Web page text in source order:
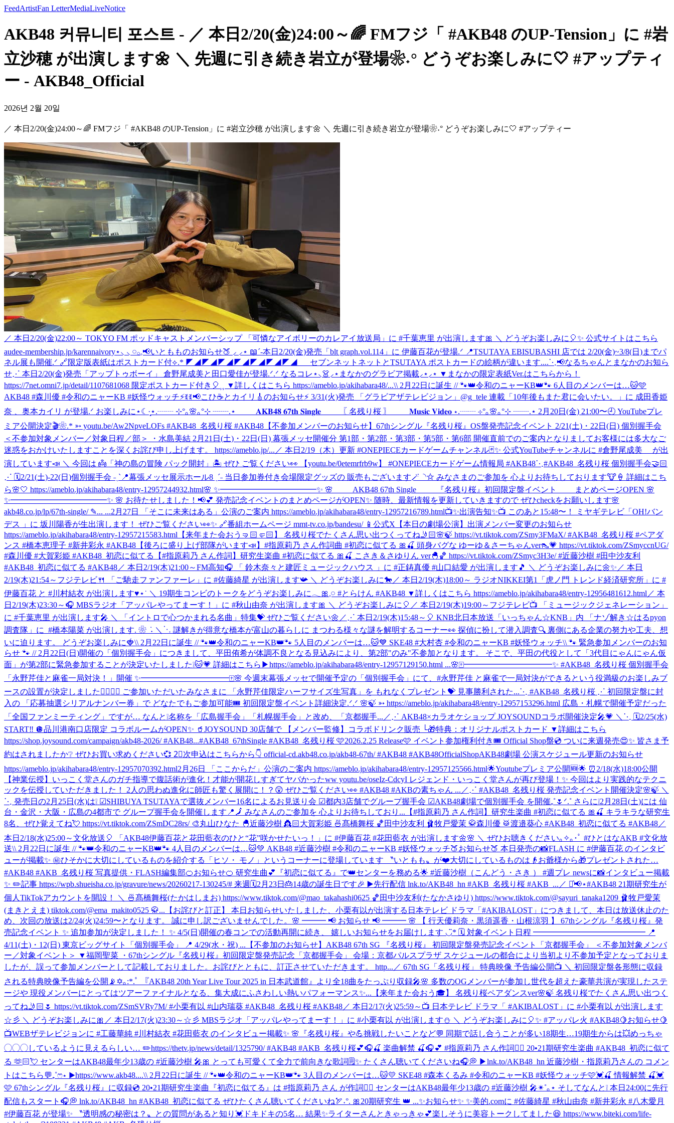
FeedArtistFan LetterMediaLiveNotice
AKB48 커뮤니티 포스트 - ／ 本日2/20(金)24:00～🌈 FMフジ「 #AKB48 のUP-Tension」に #岩
立沙穂 が出演します🌼 ＼ 先週に引き続き岩立が登場❀˖° どうぞお楽しみに🤍 #アップティ
ー - AKB48_Official
2026년 2월 20일
／ 本日2/20(金)24:00～🌈 FMフジ「 #AKB48 のUP-Tension」に #岩立沙穂 が出演します🌼 ＼ 先週に引き続き岩立が登場❀˖° どうぞお楽しみに🤍 #アップティー
／ 本日2/20(金)22:00～ TOKYO FM ポッドキャストメンバーシップ 「可憐なアイボリーのカレアイ放送局」に #千葉恵里 が出演します🎀 ＼ どうぞお楽しみに🎈✨ 公式サイトはこちら
audee-membership.jp/karennaivory⋆⸜ ⸜ 𓏸𓂂𓈒📢いともものお知らせ🍑 ⸝‍ ⸝‍⋆ 📖´-本日2/20(金)発売「blt graph.vol.114」に 伊藤百花が登場.ᐟ 📍TSUTAYA EBISUBASHI 店では 2/20(金)~3/8(日)までパ
ネル展も開催.ᐟ 🔗限定版表紙はポストカード付⟡.* ◤◢◤◢◤◢◤◢◤◢◤◢◤◢ セブンネットネットとTSUTAYA ポストカードの絵柄が違います....⋱📢なるちゃんとまなかのお知ら
せ⋰ 本日2/20(金)発売「アップトゥボーイ」 倉野尾成美と田口愛佳が登場.ᐟ.ᐟ なるコレ⋆⸜👗⸝‍⋆まなかのグラビア掲載⸝⋆⸝⋆ ▼まなかの限定表紙Ver.はこちらから！
https://7net.omni7.jp/detail/1107681068 限定ポストカード付き🎈⸒⸒ ▼詳しくはこちら https://ameblo.jp/akihabara48/...\\ 2月22日に誕生 // 🐾👑令和のニャーKB👑🐾 6人目のメンバーは…🐱🩵
AKB48 #森川優 #令和のニャーKB #妖怪ウォッチ⚡ꉂꉂ📢こひ☕️とカイリ🎸のお知らせ⚡ 3/31(火)発売 「グラビアザテレビジョン」@g_tele 連載「10年後もまた君に会いたい。」に 成田香姫
奈 、奥本カイリ が登場.ᐟ お楽しみに⋆☾·̩͙⋆.┈┈ ⊹°｡🌸｡°⊹ ┈┈.⋆ 𝐀𝐊𝐁𝟒𝟖 𝟔𝟕𝐭𝐡 𝐒𝐢𝐧𝐠𝐥𝐞 〖 名残り桜 〗 𝐌𝐮𝐬𝐢𝐜 𝐕𝐢𝐝𝐞𝐨 ⋆.┈┈ ⊹°｡🌸｡°⊹ ┈┈.⋆ 2月20日(金) 21:00〜🕘 YouTubeプレ
ミア公開決定🎬❀.* ➳ youtu.be/Aw2NpveLOFs #AKB48_名残り桜 #AKB48 【不参加メンバーのお知らせ】67thシングル『名残り桜』OS盤発売記念イベント 2/21(土)・22日(日) 個別握手会
＜不参加対象メンバー／対象日程／部＞ ・水島美結 2月21日(土)・22日(日) 幕張メッセ開催分 第1部・第2部・第3部・第5部・第6部 開催直前でのご案内となりましてお客様には多大なご
迷惑をおかけいたしますことを深くお詫び申し上げます。 https://ameblo.jp/... ／ 本日2/19（木）更新 #ONEPIECEカードゲームチャンネル🃏✨ 公式YouTubeチャンネルに #倉野尾成美 が出
演しています📣 ＼ 今回は 👼「神の島の冒険 パック開封」🏝️ ぜひ ご覧ください👀 【youtu.be/0etemrfrb9w】 #ONEPIECEカードゲーム情報局 #AKB48⋱#AKB48_名残り桜 個別握手会🤝🏻
⋰ 🗓️2/21(土)-22(日)個別握手会 ˗ˏˋ📍幕張メッセ展示ホール8 ˎˊ˗ 当日参加券付き会場限定グッズの 販売もございます🪄◝✩ みなさまのご参加を 心よりお待ちしております🐮🍦 詳細はこち
ら🌸🤍 https://ameblo.jp/akihabara48/entry-12957244932.html🌸 ✨━━━━━━━━━━━━✨ 🌸 AKB48 67th Single 『名残り桜』初回限定盤イベント まとめページOPEN 🌸
✨━━━━━━━━━━━━✨ 🌸 お待たせしました！📢💕 発売記念イベントのまとめページがOPEN✨ 随時、最新情報を更新していきますので ぜひcheckをお願いします🌸
akb48.co.jp/lp/67th-single/ ✎... ...2月27日 「そこに未来はある」公演のご案内 https://ameblo.jp/akihabara48/entry-12957216789.html📺✨出演告知✨📺 このあと15:48〜！ ミヤギテレビ「OH!バン
デス 」に 坂川陽香が生出演します！ ぜひご覧ください👀✨ 🔗番組ホームページ mmt-tv.co.jp/bandesu/ 📱公式X 【本日の劇場公演】出演メンバー変更のお知らせ
https://ameblo.jp/akihabara48/entry-12957215583.html 【来年また会おう🤜🏻🤛🏻】 名残り桜でたくさん思い出つくってね🤳🏻🌸🍃 https://vt.tiktok.com/ZSmy3FMaX/ #AKB48_名残り桜 #ペアダ
ンス #橋本恵理子 #新井彩永 #AKB48 【後ろに盛り上げ部隊がいます📣】#指原莉乃 さん作詞曲 #初恋に似てる 🎀🍒 頭身バグな ゆーゆ＆さーちゃんver👠💗 https://vt.tiktok.com/ZSmyccnUG/
#森川優 #大賀彩姫 #AKB48_初恋に似てる
【#指原莉乃 さん作詞】研究生楽曲 #初恋に似てる 🎀🍒 こさき＆さゆりん ver🐣🏀 https://vt.tiktok.com/ZSmyc3H3e/ #近藤沙樹 #田中沙友利
#AKB48_初恋に似てる #AKB48／ 本日2/19(木)21:00～FM高知🎧 「 鈴⽊奈々と建匠ミュージックハウス 」に #正鋳真優 #山口結愛 が出演します🎵 ＼ どうぞお楽しみに🌼✨ ／ 本日
2/19(木)21:54～フジテレビ🍴 「ご馳走ファンファーレ」に #佐藤綺星 が出演します📯 ＼ どうぞお楽しみに🐎 ／ 本日2/19(木)18:00～ ラジオNIKKEI第1「虎ノ門 トレンド経済研究所」に #
伊藤百花 と #川村結衣 が出演します♥⋆˙ ＼ 19期生コンビのトークをどうぞお楽しみに𓂃🎀𓈒𓏸 #とらけん #AKB48 ▼詳しくはこちら https://ameblo.jp/akihabara48/entry-12956481612.html ／ 本
日2/19(木)23:30～🎧 MBSラジオ「アッパレやってまーす！」に #秋山由奈 が出演します🎀 ＼ どうぞお楽しみに🎈 ／ 本日2/19(木)19:00～フジテレビ📺 「ミュージックジェネレーション」
に #千葉恵里 が出演します🎤 ＼ 「イントロで心つかまれる名曲」特集💝 ぜひご覧ください🌼 ‎／⋰ ‎本日2/19(木)15:48～🎈 ‎KNB北日本放送「いっちゃん☆KNB」内 ‎「ナゾ解き☆はるpyon
調査隊」に ‎ ⁦‪#橋本陽菜‬⁩ が出演します. ❀ ݁ ˖ ‎＼⋱ ‎謎解きが得意な橋本が富山の暮らしに ‎まつわる様々な謎を解明するコーナー👀 ‎探偵に扮して潜入調査🔍 ‎裏側にある企業の努力や工夫、想
いに迫ります。 ‎どうぞお楽しみに🍓\\ 2月22日に誕生 // 🐾👑令和のニャーKB👑🐾 5人目のメンバーは…🐱💙 SKE48 #大村杏 #令和のニャーKB #妖怪ウォッチ\\ 🐾 緊急参加メンバーのお知
らせ 🐾 // 2月22日(日)開催の「個別握手会」につきまして、平田侑希が体調不良となる見込みにより、第2部"のみ"不参加となります。 そこで、平田の代役として「3代目にゃんにゃん仮
面」が第2部に緊急参加することが決定いたしました❕🐱💗 詳細はこちら▶https://ameblo.jp/akihabara48/entry-12957129150.html ...🌸🀄️━━━━━━━━━━━✨ #AKB48_名残り桜 個別握手会
「永野芹佳と麻雀一局対決！」開催 ✨━━━━━━━━━━━🀄️🌸 今週末幕張メッセで開催予定の「個別握手会」にて、#永野芹佳 と麻雀で一局対決ができるという役満級のお楽しみブ
ースの設置が決定しました✊🏻🎯💖 ご参加いただいたみなさまに 「永野芹佳限定ハーフサイズ生写真」を もれなくプレゼント💝 見事勝利された...⋱ #AKB48_名残り桜 ⋰ 初回限定盤に封
入の 「応募抽選シリアルナンバー券」で どなたでもご参加可能🎟️ 初回限定盤イベント詳細決定.ᐟ.ᐟ 🌸🍃 ➳ https://ameblo.jp/akihabara48/entry-12957153296.html 広島・札幌で開催予定だった
「全国ファンミーティング」ですが… なんと❕名称を「広島握手会」「札幌握手会」と改め、「京都握手... ／⋰ AKB48×カラオケショップ JOYSOUNDコラボ開催決定🎤💗 ＼⋱ 🗓️2/25(水)
START‼️ 🪩品川港南口店限定 コラボルームがOPEN✨ 🥤JOYSOUND 30店舗で 【メンバー監修】コラボドリンク販売 └🎁特典：オリジナルポストカード ▼詳細はこちら
https://shop.joysound.com/campaign/akb48-2026/ #AKB48...#AKB48_67thSingle #AKB48_名残り桜 🩷2026.2.25 Release🩷 イベント参加権利付き🎟️ Official Shop盤💿 ついに来週発売😍✨ 皆さま予
約はされましたか❔ ぜひお買い求めください💞 2⃣次申込はこちらから👇 official-cd.akb48.co.jp/akb48-67th/ #AKB48 #AKB48OfficialShopAKB48劇場 公演スケジュール更新のお知らせ
https://ameblo.jp/akihabara48/entry-12957070392.html2月26日 「ここからだ」公演のご案内 https://ameblo.jp/akihabara48/entry-12957125566.html🌟Youtubeプレミア公開🆕🌟 ⏰2/18(水)18:00公開
【神業伝授】いっこく堂さんのガチ指導で腹話術が進化！才能が開花しすぎてヤバかったww youtu.be/oseIz-CdcyI レジェンド・いっこく堂さんが再び登場！✨ 今回はより実践的なテクニ
ックを伝授していただきました！ 2人の思わぬ進化に師匠も驚く展開に！？😲 ぜひご覧ください👀 #AKB48 #AKBの素ちゃん ... ／⋰ #AKB48_名残り桜 発売記念イベント開催決定🌸🍃 ＼
⋱ 発売日の2月25日(水)は❕ ☑︎SHIBUYA TSUTAYAで選抜メンバー16名によるお見送り会 ☑︎都内3店舗でグループ握手会 ☑︎AKB48劇場で個別握手会 を開催₊˚🌷ᐟ.˚ さらに❕2月28日(土)には 仙
台・金沢・大阪・広島の4都市で グループ握手会を開催します📍🗾 みなさんのご参加を 心よりお待ちしており... 【#指原莉乃 さん作詞】研究生楽曲 #初恋に似てる 🎀🍒 キラキラな研究生
8名、ぜひ覚えてね💘 https://vt.tiktok.com/ZSmDC28rs/ 🎨丸山ひなた 🐣近藤沙樹 👸🏻大賀彩姫 🍜髙橋舞桜 🏀田中沙友利 🩰牧戸愛茉 🥋森川優 🥁渡邉葵心 #AKB48_初恋に似てる #AKB48／
本日2/18(水)25:00～文化放送🎈 「AKB48伊藤百花と花田藍衣のひと“花”咲かせたいっ！」に #伊藤百花 #花田藍衣 が出演します🌼🌸 ＼ ぜひお聴きください｡✧｡･ﾟ #ひとはなAKB #文化放
送\\ 2月22日に誕生 // 🐾👑令和のニャーKB👑🐾 4人目のメンバーは…🐱💚 AKB48 #近藤沙樹 #令和のニャーKB #妖怪ウォッチ🍑お知らせ🍑 本日発売の📸FLASH に #伊藤百花 のインタビ
ューが掲載✨ ㊙️ひそかに大切にしているものを紹介する「ヒソ・ モノ」というコーナーに登場しています 〝いともも〟が❤️大切にしているものは👴お爺様から🎁プレゼントされた…
#AKB48 #AKB_名残り桜 写真提供・FLASH編集部🍊お知らせ🍊 研究生曲💕『初恋に似てる』で👑センターを務める🌟 #近藤沙樹（こんどう・さき ） #週プレ newsに📸インタビュー掲載
✨ ✏️記事 https://wpb.shueisha.co.jp/gravure/news/20260217-130245/# 来週🗓2月23日🎂14歳の誕生日です🎉 ▶️先行配信 lnk.to/AKB48_hn #AKB_名残り桜 #AKB_... ／ ⋆͛📢⋆#AKB48 21期研究生が
個人TikTokアカウントを開設！ ＼ 🍜髙橋舞桜(たかはしまお) https://www.tiktok.com/@mao_takahashi0625 🏀田中沙友利(たなかさゆり) https://www.tiktok.com/@sayuri_tanaka1209 🩰牧戸愛茉
(まきとえま) tiktok.com/@ema_makito0525 🥋... 【お詫びと訂正】 本日お知らせいたしました、小栗有以が出演する日本テレビ ドラマ「#AKIBALOST」につきまして、本日は放送休止のた
め、次回の放送は2/24(火)24:59〜となります。 誠に申し訳ございませんでした。 🌸 ━━━ 📢 お知らせ 📢 ━━━ 🌸 【 行天優莉奈・黒須遥香・山根涼羽 】 67thシングル『名残り桜』発
売記念イベント ✨ 追加参加が決定しました！ ✨ 4/5(日)開催の春コンでの活動再開に続き、 嬉しいお知らせをお届けします ◡̈* 🗓 対象イベント日程 ━━━━━━━━━━━━━━ 📍
4/11(土)・12(日) 東京ビッグサイト「個別握手会」 📍 4/29(水・祝) ... 【不参加のお知らせ】AKB48 67th SG 『名残り桜』 初回限定盤発売記念イベント「京都握手会」 ＜不参加対象メンバ
ー／対象イベント＞ ▼福岡聖菜 ・67thシングル『名残り桜』初回限定盤発売記念「京都握手会」 会場：京都パルスプラザ スケジュールの都合により当初より不参加予定となっておりま
したが、誤って参加メンバーとして記載しておりました。お詫びとともに、訂正させていただきます。 http... ／ 67th SG「名残り桜」 特典映像 予告編公開📺 ＼ 初回限定盤各形態に収録
される特典映像予告編を公開📡✡｡:*.ﾟ 『AKB48 20th Year Live Tour 2025 in 日本武道館』より全18曲をたっぷり収録🎤🌸 多数のOGメンバーが参加し世代を超えた豪華共演が実現したステ
ージや 現役メンバーにとってはツアーファイナルとなる、集大成にふさわしい熱いパフォーマンス✨... 【来年また会おう🎓】 名残り桜ペアダンスver🌸🍃 名残り桜でたくさん思い出つく
ってね🤳🏻🌷 https://vt.tiktok.com/ZSmSVRy7M/ #小栗有以 #山内瑞葵 #AKB48_名残り桜 #AKB48／ 本日2/17(火)25:59～📺 日本テレビ ドラマ「 #AKIBALOST」に #小栗有以 が出演します
☆彡 ＼ どうぞお楽しみに🎀 ／ 本日2/17(火)23:30～☆彡 MBSラジオ「アッパレやってまーす！」に #小栗有以 が出演します⛄ ＼ どうぞお楽しみに🎈✨ #アッパレ火 #AKB48🍋お知らせ🍋
📺WEBザテレビジョンに #工藤華純 #川村結衣 #花田藍衣 のインタビュー掲載✨ 🌸『名残り桜』や💪挑戦したいことなど💬 同期で話し合うことが多い18期生…19期生からは💥めっちゃ
◯◯◯しているように見えるらしい… ✏️https://thetv.jp/news/detail/1325790/ #AKB48 #AKB_名残り桜💕🎧🍒 楽曲解禁 🍒🎧💕 #指原莉乃 さん作詞✍🏻 20•21期研究生楽曲 #AKB48_初恋に似て
る 🫶🏻💘 センターはAKB48最年少13歳の #近藤沙樹 🎤🎀 とっても可愛くて全力で前向きな歌詞🗒️✨ たくさん聴いてくださいね🎧💭 ▶︎lnk.to/AKB48_hn 近藤沙樹・指原莉乃さんの コメン
トはこちら💬₊˚ෆ⋆ ▶︎https://www.akb48....\\ 2月22日に誕生 // 🐾👑令和のニャーKB👑🐾 3人目のメンバーは…🐱💛 SKE48 #森本くるみ #令和のニャーKB #妖怪ウォッチ🩷💓🍒 情報解禁 🍒💓
🩷 67thシングル『名残り桜』に収録💿 20•21期研究生楽曲『初恋に似てる』は #指原莉乃 さん が作詞✍🏻 センターはAKB48最年少13歳の #近藤沙樹 🎤✴︎˚｡⋆ そしてなんと❕ 本日24:00に先行
配信もスタート🎧💭 lnk.to/AKB48_hn #AKB48_初恋に似てる ぜひたくさん聴いてくださいね🏹˖°. 🎀20期研究生 👑 ...✨お知らせ✨ ✨美的.comに #佐藤綺星 #秋山由奈 #新井彩永 #八木愛月
#伊藤百花 が登場✨ 〝透明感の秘密は？〟との質問があると知り💓ドキドキの5名… 結果✨ライターさんときゃっきゃ💕楽しそうに美容トークしてました😆 https://www.biteki.com/life-